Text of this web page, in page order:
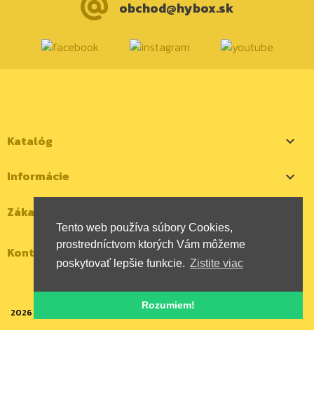
Tento web používa súbory Cookies,
prostredníctvom ktorých Vám môžeme
poskytovať lepšie funkcie. Zistite viac
Rozumiem!
obchod@hybox.sk
Katalóg 
Informácie 
Zákaznícky účet
Kontaktujte nás
2026 | Všetky autorské práva vyhradené | HYBOX Slovakia, s.r.o.